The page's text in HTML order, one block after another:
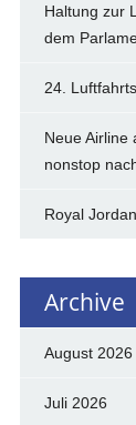
Haltung zur
dem
24.
Neue Airline
nonstop
Royal
Archive
August 2026
Juli 2026